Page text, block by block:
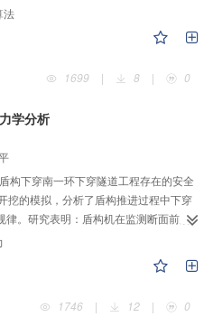
水河段泥沙冲淤模拟。通过物理模型
位和流速的比较结果，表明此数学模型
测昭化电站拉沙方案与不拉沙方案下取
此数学模型模拟结果与实际工程结果
的泥沙问题。
法
1699
| 8 | 0
学分析
构下穿南一环下穿隧道工程存在的安全
挖的模拟，分析了盾构推进过程中下穿
。研究表明：盾构机在监测断面前后
顶沉降影响最大，处于盾构隧道上方
穿隧道的底板南北侧出现拉应力，拉应
构隧洞周围土体最大隆起位移为
隧洞周围土体位移分布规律基本一
点相似。根据模拟结果提出的施工防护
1746
| 12 | 0